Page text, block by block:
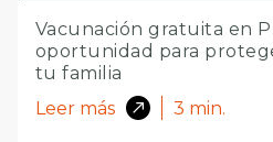
Vacunación gratuita en
oportunidad para
tu familia
Leer más
3 min.